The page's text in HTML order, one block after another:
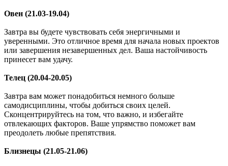
Овен (21.03-19.04)
Завтра вы будете чувствовать себя энергичными и
уверенными. Это отличное время для начала новых проектов
или завершения незавершенных дел. Ваша настойчивость
принесет вам удачу.
Телец (20.04-20.05)
Завтра вам может понадобиться немного больше
самодисциплины, чтобы добиться своих целей.
Сконцентрируйтесь на том, что важно, и избегайте
отвлекающих факторов. Ваше упрямство поможет вам
преодолеть любые препятствия.
Близнецы (21.05-21.06)